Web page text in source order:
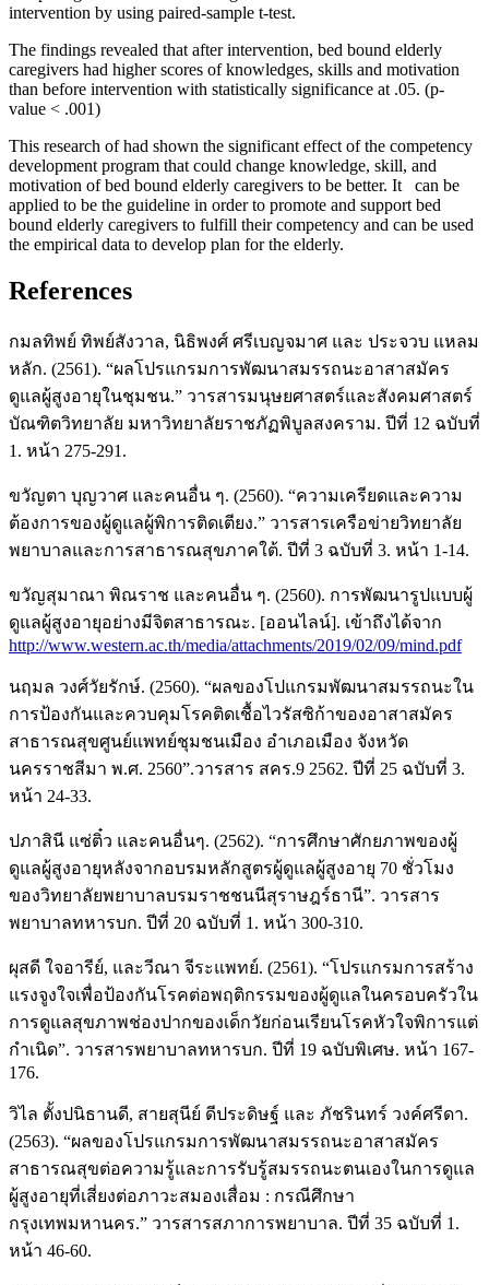
intervention by using paired-sample t-test.
The findings revealed that after intervention, bed bound elderly
caregivers had higher scores of knowledges, skills and motivation
than before intervention with statistically significance at .05. (p-
value < .001)
This research of had shown the significant effect of the competency
development program that could change knowledge, skill, and
motivation of bed bound elderly caregivers to be better. It can be
applied to be the guideline in order to promote and support bed
bound elderly caregivers to fulfill their competency and can be used
the empirical data to develop plan for the elderly.
References
กมลทิพย์ ทิพย์สังวาล, นิธิพงศ์ ศรีเบญจมาศ และ ประจวบ แหลม
หลัก. (2561). “ผลโปรแกรมการพัฒนาสมรรถนะอาสาสมัคร
ดูแลผู้สูงอายุในชุมชน.” วารสารมนุษยศาสตร์และสังคมศาสตร์
บัณฑิตวิทยาลัย มหาวิทยาลัยราชภัฏพิบูลสงคราม. ปีที่ 12 ฉบับที่
1. หน้า 275-291.
ขวัญตา บุญวาศ และคนอื่น ๆ. (2560). “ความเครียดและความ
ต้องการของผู้ดูแลผู้พิการติดเตียง.” วารสารเครือข่ายวิทยาลัย
พยาบาลและการสาธารณสุขภาคใต้. ปีที่ 3 ฉบับที่ 3. หน้า 1-14.
ขวัญสุมาณา พิณราช และคนอื่น ๆ. (2560). การพัฒนารูปแบบผู้
ดูแลผู้สูงอายุอย่างมีจิตสาธารณะ. [ออนไลน์]. เข้าถึงได้จาก
http://www.western.ac.th/media/attachments/2019/02/09/mind.pdf
นฤมล วงศ์วัยรักษ์. (2560). “ผลของโปแกรมพัฒนาสมรรถนะใน
การป้องกันและควบคุมโรคติดเชื้อไวรัสซิก้าของอาสาสมัคร
สาธารณสุขศูนย์แพทย์ชุมชนเมือง อำเภอเมือง จังหวัด
นครราชสีมา พ.ศ. 2560”.วารสาร สคร.9 2562. ปีที่ 25 ฉบับที่ 3.
หน้า 24-33.
ปภาสินี แซ่ติ๋ว และคนอื่นๆ. (2562). “การศึกษาศักยภาพของผู้
ดูแลผู้สูงอายุหลังจากอบรมหลักสูตรผู้ดูแลผู้สูงอายุ 70 ชั่วโมง
ของวิทยาลัยพยาบาลบรมราชชนนีสุราษฎร์ธานี”. วารสาร
พยาบาลทหารบก. ปีที่ 20 ฉบับที่ 1. หน้า 300-310.
ผุสดี ใจอารีย์, และวีณา จีระแพทย์. (2561). “โปรแกรมการสร้าง
แรงจูงใจเพื่อป้องกันโรคต่อพฤติกรรมของผู้ดูแลในครอบครัวใน
การดูแลสุขภาพช่องปากของเด็กวัยก่อนเรียนโรคหัวใจพิการแต่
กำเนิด”. วารสารพยาบาลทหารบก. ปีที่ 19 ฉบับพิเศษ. หน้า 167-
176.
วิไล ตั้งปนิธานดี, สายสุนีย์ ดีประดิษฐ์ และ ภัชรินทร์ วงค์ศรีดา.
(2563). “ผลของโปรแกรมการพัฒนาสมรรถนะอาสาสมัคร
สาธารณสุขต่อความรู้และการรับรู้สมรรถนะตนเองในการดูแล
ผู้สูงอายุที่เสี่ยงต่อภาวะสมองเสื่อม : กรณีศึกษา
กรุงเทพมหานคร.” วารสารสภาการพยาบาล. ปีที่ 35 ฉบับที่ 1.
หน้า 46-60.